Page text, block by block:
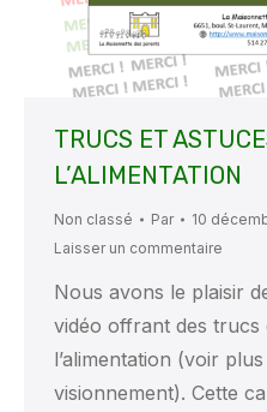
TRUCS ET
L’ALIMENTATION
Non classé Par
10
Laisser un commentaire
Nous avons le plaisir
vidéo offrant des trucs
l’alimentation (voir
visionnement). Cette